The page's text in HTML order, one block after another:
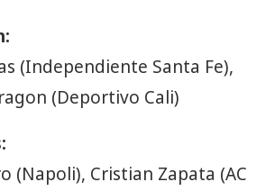
(Independiente Santa Fe),
(Deportivo Cali)
(Napoli), Cristian Zapata (AC